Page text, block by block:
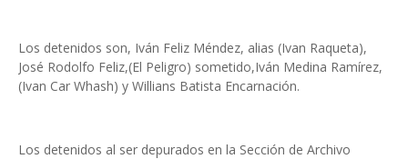
Los detenidos son, Iván Feliz Méndez, alias (Ivan Raqueta),
José Rodolfo Feliz,(El Peligro) sometido,Iván Medina Ramírez,
(Ivan Car Whash) y Willians Batista Encarnación.
Los detenidos al ser depurados en la Sección de Archivo